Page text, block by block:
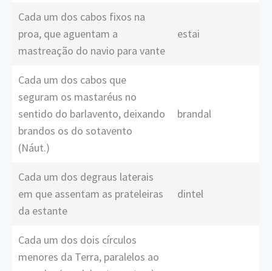
Cada um dos cabos fixos na
proa, que aguentam a
mastreação do navio para vante
estai
Cada um dos cabos que
seguram os mastaréus no
sentido do barlavento, deixando
brandos os do sotavento
(Náut.)
brandal
Cada um dos degraus laterais
em que assentam as prateleiras
da estante
dintel
Cada um dos dois círculos
menores da Terra, paralelos ao